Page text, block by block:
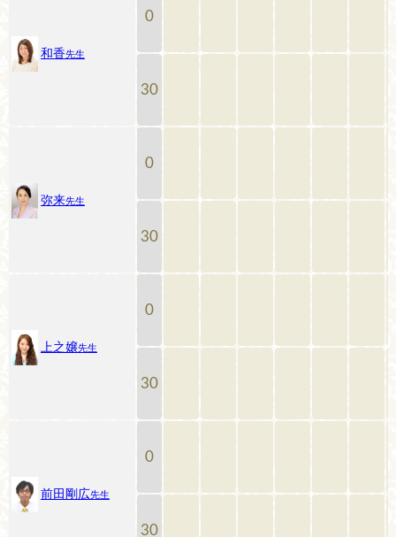
和香先生
0
30
弥来先生
0
30
上之嬢先生
0
30
前田剛広先生
0
30